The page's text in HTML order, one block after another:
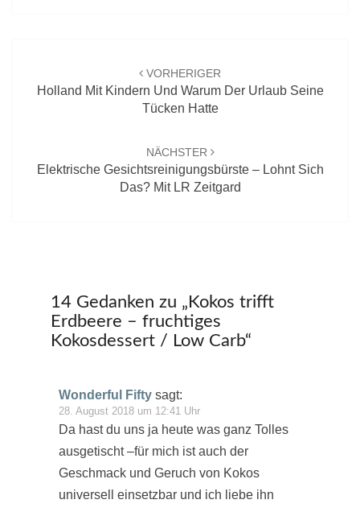
VORHERIGER
Holland Mit Kindern Und Warum Der Urlaub Seine
Tücken Hatte
NÄCHSTER
Elektrische Gesichtsreinigungsbürste – Lohnt Sich
Das? Mit LR Zeitgard
14 Gedanken zu „Kokos trifft
Erdbeere – fruchtiges
Kokosdessert / Low Carb“
Wonderful Fifty sagt:
28. August 2018 um 12:41 Uhr
Da hast du uns ja heute was ganz Tolles
ausgetischt –für mich ist auch der
Geschmack und Geruch von Kokos
universell einsetzbar und ich liebe ihn